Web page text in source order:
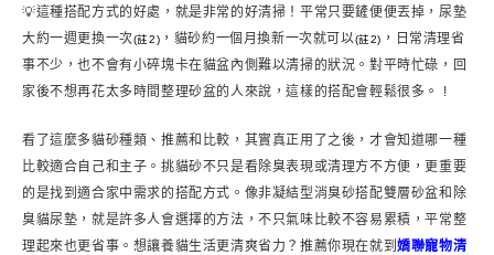
💡這種搭配方式的好處，就是非常的好清掃！平常只要鏟便便丟掉，尿墊
大約一週更換一次(註2) ，貓砂約一個月換新一次就可以(註2) ，日常清理省
事不少，也不會有小碎塊卡在貓盆內側難以清掃的狀況。對平時忙碌，回
家後不想再花太多時間整理砂盆的人來說，這樣的搭配會輕鬆很多。 !
看了這麼多貓砂種類、推薦和比較，其實真正用了之後，才會知道哪一種
比較適合自己和主子。挑貓砂不只是看除臭表現或清理方不方便，更重要
的是找到適合家中需求的搭配方式。像非凝結型消臭砂搭配雙層砂盆和除
臭貓尿墊，就是許多人會選擇的方法，不只氣味比較不容易累積，平常整
理起來也更省事。想讓養貓生活更清爽省力？推薦你現在就到嬌聯寵物清